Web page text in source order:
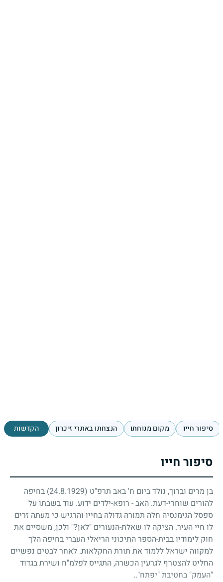
סיפור חייו מקום מנוחתו הנצחתו באתרי זיכרון הקדשות
סיפור חייו
בן מרים וברוך, נולד ביום ח' באב תרפ"ט (24.8.1929)
בחיפה
להורים שוחרי-דעת. האב - רופא-ילדים ידוע. עוד בשבתו על
ספסל הגימנסיה חלה תמורה גדולה בחייו והרגיש כי מעתה זרים
לו חיי העיר. הציקה לו שאלת-הנעורים "לאן?" ולכן, משסיים את
חוק לימודיו בבית-הספר התיכוני הריאלי העברי בחיפה הלך
למקווה ישראל ללמוד את תורת החקלאות. לאחר לבטים נפשיים
החליט להצטרף לגרעין הכשרה, התגייס לפלמ"ח ושירת בגדוד
"העמק" בחטיבת "יפתח"..